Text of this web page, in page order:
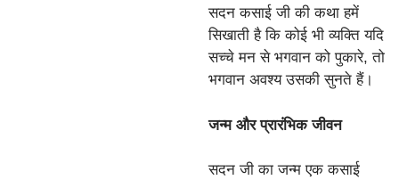
सदन कसाई जी की कथा हमें
सिखाती है कि कोई भी व्यक्ति यदि
सच्चे मन से भगवान को पुकारे, तो
भगवान अवश्य उसकी सुनते हैं।
जन्म और प्रारंभिक जीवन
सदन जी का जन्म एक कसाई